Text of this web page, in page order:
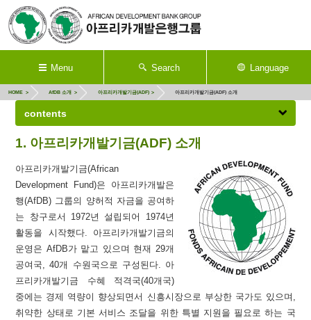
Menu Search Language
HOME AfDB 소개 아프리카개발기금(ADF) 아프리카개발기금(ADF) 소개
contents
1. 아프리카개발기금(ADF) 소개
아프리카개발기금(African
Development Fund)은 아프리카개발은
행(AfDB) 그룹의 양허적 자금을 공여하
는 창구로서 1972년 설립되어 1974년
활동을 시작했다. 아프리카개발기금의
운영은 AfDB가 맡고 있으며 현재 29개
공여국, 40개 수원국으로 구성된다. 아
프리카개발기금 수혜 적격국(40개국)
중에는 경제 역량이 향상되면서 신흥시장으로 부상한 국가도 있으며,
취약한 상태로 기본 서비스 조달을 위한 특별 지원을 필요로 하는 국